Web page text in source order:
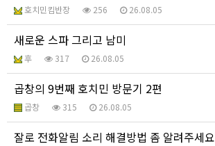
호치민킴반장 256 26.08.05
새로운 스파 그리고 남미
후 317 26.08.05
곱창의 9번째 호치민 방문기 2편
곱창 315 26.08.05
잘로 전화알림 소리 해결방법 좀 알려주세요